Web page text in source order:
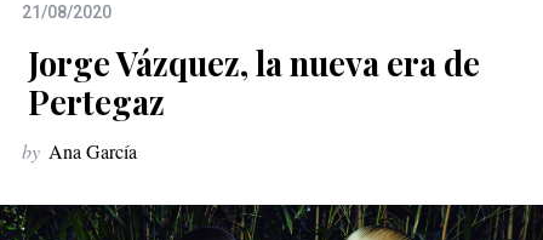
c
f
o
:
21/08/2020
Jorge Vázquez, la nueva era de
Pertegaz
by Ana García